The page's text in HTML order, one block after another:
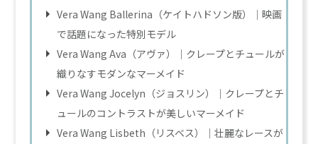
Vera Wang Ballerina（ケイトハドソン版）｜映画
で話題になった特別モデル
Vera Wang Ava（アヴァ）｜クレープとチュールが
織りなすモダンなマーメイド
Vera Wang Jocelyn（ジョスリン）｜クレープとチ
ュールのコントラストが美しいマーメイド
Vera Wang Lisbeth（リスベス）｜壮麗なレースが